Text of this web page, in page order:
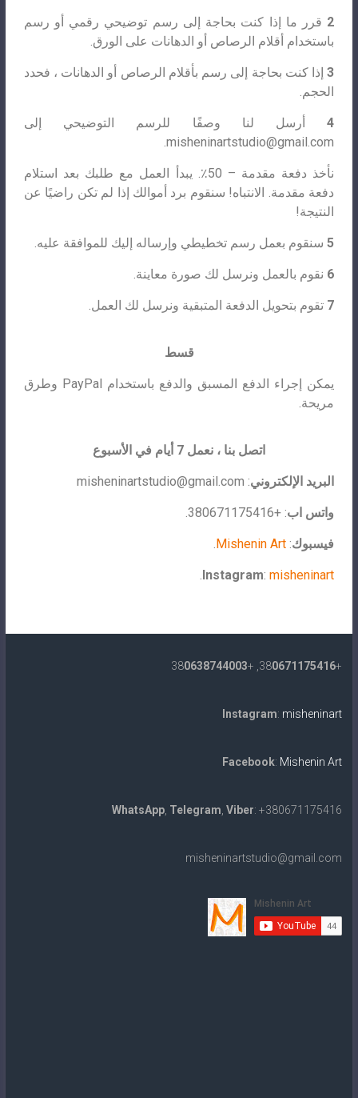
2 قرر ما إذا كنت بحاجة إلى رسم توضيحي رقمي أو رسم
باستخدام أقلام الرصاص أو الدهانات على الورق.
3إذا كنت بحاجة إلى رسم بأقلام الرصاص أو الدهانات ، فحدد
الحجم.
4أرسل لنا وصفًا للرسم التوضيحي إلى
misheninartstudio@gmail.com
.
نأخذ دفعة مقدمة – 50٪. يبدأ العمل مع طلبك بعد استلام
دفعة مقدمة. الانتباه! سنقوم برد أموالك إذا لم تكن راضيًا عن
النتيجة!
5سنقوم بعمل رسم تخطيطي وإرساله إليك للموافقة عليه.
6 نقوم بالعمل ونرسل لك صورة معاينة.
7 تقوم بتحويل الدفعة المتبقية ونرسل لك العمل.
قسط
يمكن إجراء الدفع المسبق والدفع باستخدام PayPal وطرق
مريحة.
اتصل بنا ، نعمل 7 أيام في الأسبوع
البريد الإلكتروني:
misheninartstudio@gmail.com
واتس اب: +380671175416.
فيسبوك:
Mishenin Art
.
Instagram:misheninart
.
+38
0671175416
, +38
0638744003
Instagram: misheninart
Facebook: Mishenin Art
WhatsApp Telegram Viber: +380671175416
misheninartstudio@gmail.com